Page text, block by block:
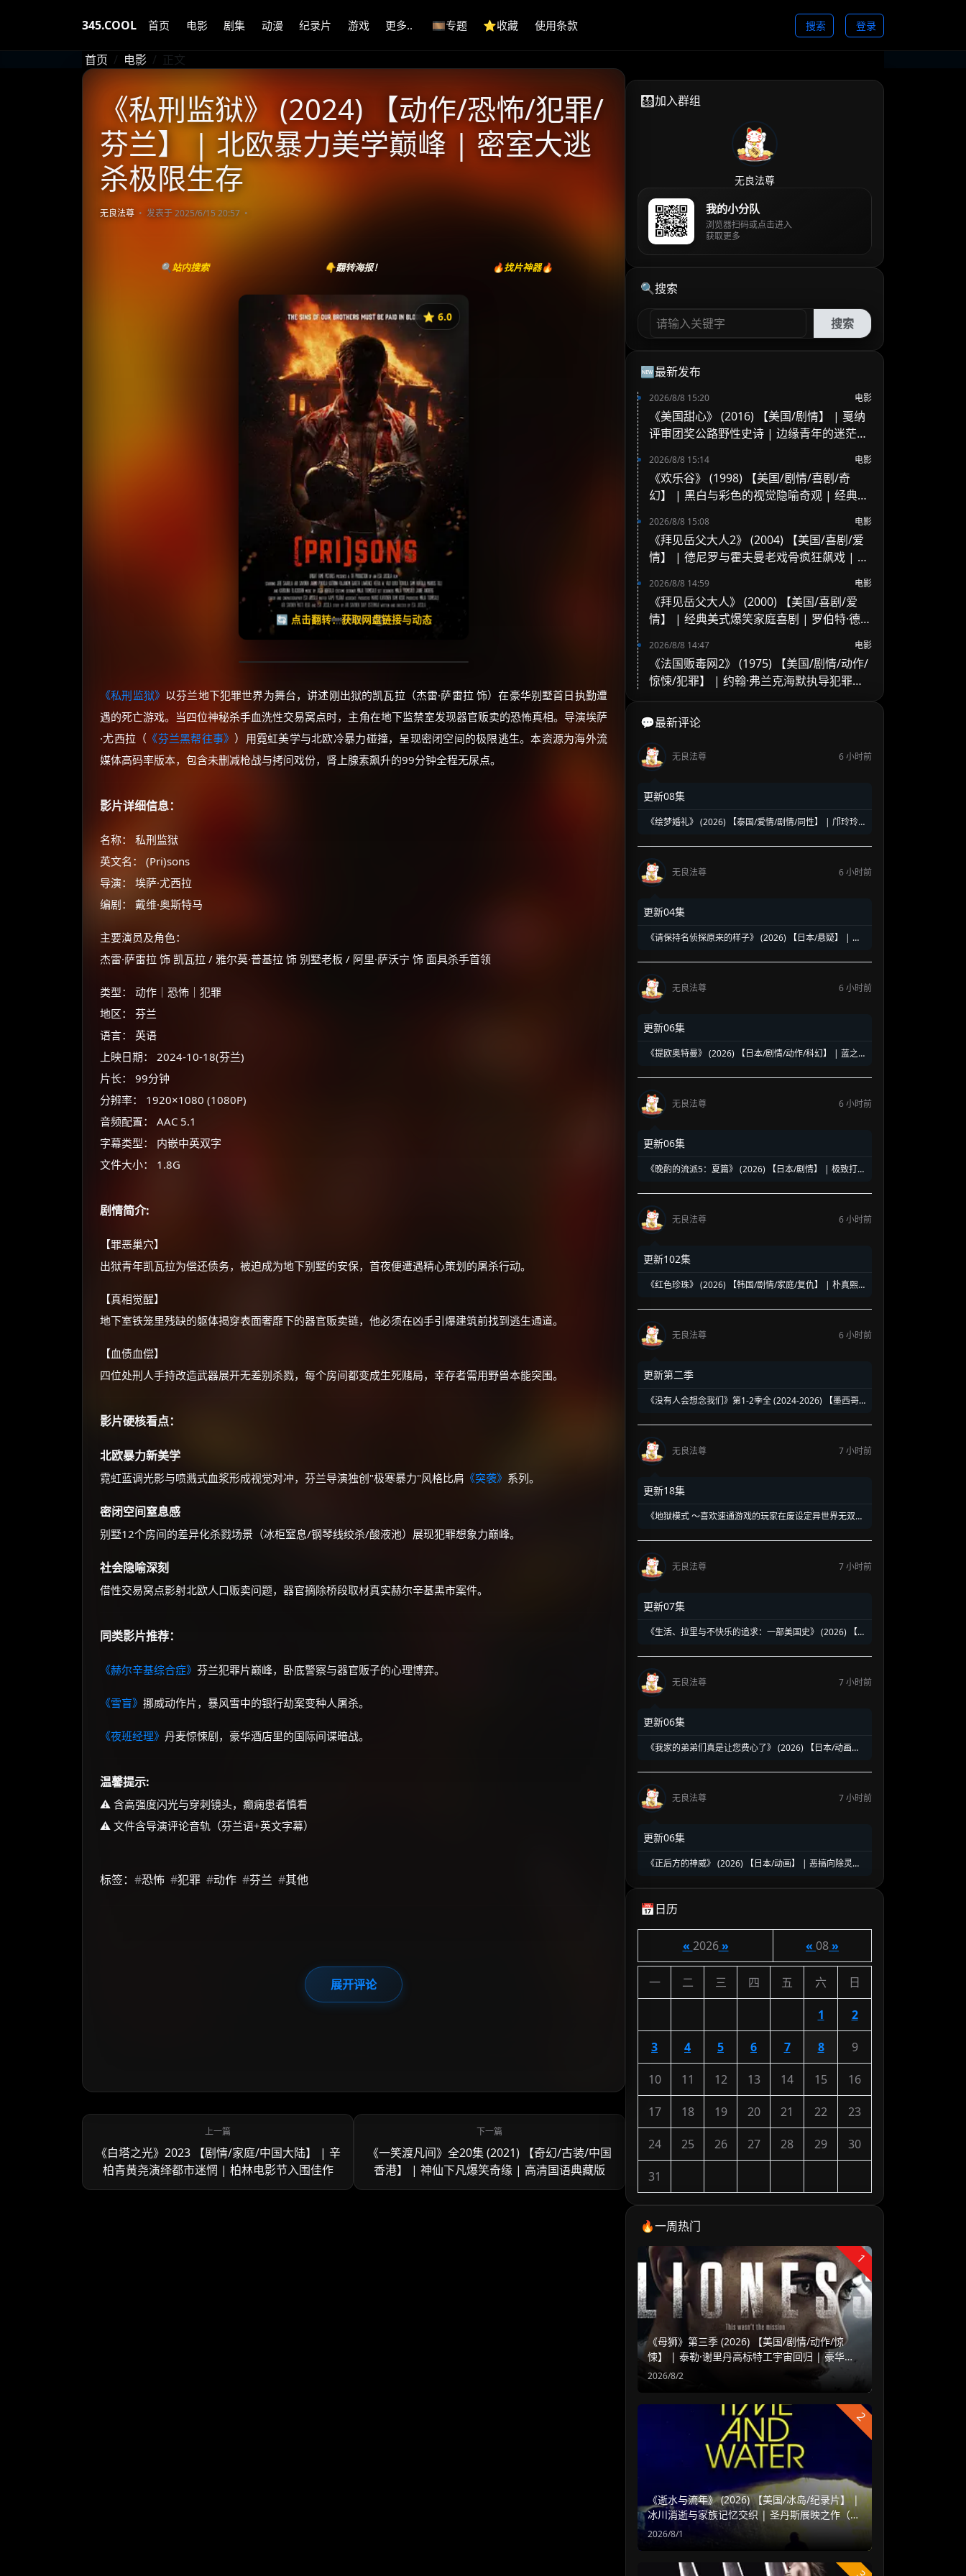
345.COOL 首页 电影 剧集 动漫 纪录片 游戏 更多.. 🎞️专题 ⭐️收藏 使用条款 搜索 登录
首页 电影 正文
《私刑监狱》 (2024) 【动作/恐怖/犯罪/
芬兰】 | 北欧暴力美学巅峰 | 密室大逃
杀极限生存
无良法尊 发表于 2025/6/15 20:57
🔍站内搜索 👇翻转海报！ 🔥找片神器🔥
⭐️ 6.0
🔄 点击翻转：获取网盘链接与动态
《私刑监狱》
⭐
收藏
⭐️ 评分：6.0 | 🎬 2024年
夸克网盘
失效请反馈
🧧️
天天领红包
《私刑监狱》 以芬兰地下犯罪世界为舞台，讲述刚出狱的凯瓦拉（杰雷·萨雷拉 饰）在豪华别墅首日执勤遭
遇的死亡游戏。当四位神秘杀手血洗性交易窝点时，主角在地下监禁室发现器官贩卖的恐怖真相。导演埃萨
·尤西拉（ 《芬兰黑帮往事》 ）用霓虹美学与北欧冷暴力碰撞，呈现密闭空间的极限逃生。本资源为海外流
媒体高码率版本，包含未删减枪战与拷问戏份，肾上腺素飙升的99分钟全程无尿点。
影片详细信息：
名称： 私刑监狱
英文名： (Pri)sons
导演： 埃萨·尤西拉
编剧： 戴维·奥斯特马
主要演员及角色：
杰雷·萨雷拉 饰 凯瓦拉 / 雅尔莫·普基拉 饰 别墅老板 / 阿里·萨沃宁 饰 面具杀手首领
类型： 动作｜恐怖｜犯罪
地区： 芬兰
语言： 英语
上映日期： 2024-10-18(芬兰)
片长： 99分钟
分辨率： 1920×1080 (1080P)
音频配置： AAC 5.1
字幕类型： 内嵌中英双字
文件大小： 1.8G
剧情简介:
【罪恶巢穴】
出狱青年凯瓦拉为偿还债务，被迫成为地下别墅的安保，首夜便遭遇精心策划的屠杀行动。
【真相觉醒】
地下室铁笼里残缺的躯体揭穿表面奢靡下的器官贩卖链，他必须在凶手引爆建筑前找到逃生通道。
【血债血偿】
四位处刑人手持改造武器展开无差别杀戮，每个房间都变成生死赌局，幸存者需用野兽本能突围。
影片硬核看点：
北欧暴力新美学
霓虹蓝调光影与喷溅式血浆形成视觉对冲，芬兰导演独创"极寒暴力"风格比肩 《突袭》 系列。
密闭空间窒息感
别墅12个房间的差异化杀戮场景（冰柜窒息/钢琴线绞杀/酸液池）展现犯罪想象力巅峰。
社会隐喻深刻
借性交易窝点影射北欧人口贩卖问题，器官摘除桥段取材真实赫尔辛基黑市案件。
同类影片推荐：
《赫尔辛基综合症》 芬兰犯罪片巅峰，卧底警察与器官贩子的心理博弈。
《雪盲》 挪威动作片，暴风雪中的银行劫案变种人屠杀。
《夜班经理》 丹麦惊悚剧，豪华酒店里的国际间谍暗战。
温馨提示:
⚠️ 含高强度闪光与穿刺镜头，癫痫患者慎看
⚠️ 文件含导演评论音轨（芬兰语+英文字幕）
标签： #恐怖 #犯罪 #动作 #芬兰 #其他
展开评论
《白塔之光》2023 【剧情/家庭/中国大陆】 | 辛
柏青黄尧演绎都市迷惘 | 柏林电影节入围佳作
《一笑渡凡间》全20集 (2021) 【奇幻/古装/中国
香港】 | 神仙下凡爆笑奇缘 | 高清国语典藏版
👨‍👩‍👧‍👦加入群组
无良法尊
我的小分队
浏览器扫码或点击进入
获取更多
🔍搜索
搜索
🆕最新发布
2026/8/8 15:20 电影
《美国甜心》 (2016) 【美国/剧情】 | 戛纳
评审团奖公路野性史诗 | 边缘青年的迷茫、
2026/8/8 15:14 电影
《欢乐谷》 (1998) 【美国/剧情/喜剧/奇
幻】 | 黑白与彩色的视觉隐喻奇观 | 经典反
2026/8/8 15:08 电影
《拜见岳父大人2》 (2004) 【美国/喜剧/爱
情】 | 德尼罗与霍夫曼老戏骨疯狂飙戏 | 经
2026/8/8 14:59 电影
《拜见岳父大人》 (2000) 【美国/喜剧/爱
情】 | 经典美式爆笑家庭喜剧 | 罗伯特·德尼
2026/8/8 14:47 电影
《法国贩毒网2》 (1975) 【美国/剧情/动作/
惊悚/犯罪】 | 约翰·弗兰克海默执导犯罪续
💬最新评论
无良法尊 6 小时前
更新08集
《绘梦婚礼》 (2026) 【泰国/爱情/剧情/同性】 | 邝玲玲
无良法尊 6 小时前
更新04集
《请保持名侦探原来的样子》 (2026) 【日本/悬疑】 | 幻
无良法尊 6 小时前
更新06集
《提欧奥特曼》 (2026) 【日本/剧情/动作/科幻】 | 蓝之
无良法尊 6 小时前
更新06集
《晚酌的流派5：夏篇》 (2026) 【日本/剧情】 | 极致打工
无良法尊 6 小时前
更新102集
《红色珍珠》 (2026) 【韩国/剧情/家庭/复仇】 | 朴真熙
无良法尊 6 小时前
更新第二季
《没有人会想念我们》第1-2季全 (2024-2026) 【墨西哥/
下校园经营法则
无良法尊
7 小时前
更新18集
《地狱模式 ～喜欢速通游戏的玩家在废设定异世界无双
核废人玩家的受死流异世界无双 | 骨灰级高玩必看的硬核
转生神作
无良法尊
7 小时前
更新07集
《生活、拉里与不快乐的追求：一部美国史》 (2026) 【美
制热情》荒诞来袭
无良法尊
7 小时前
更新06集
《我家的弟弟们真是让您费心了》 (2026) 【日本/动画】
治愈乙女番
无良法尊
7 小时前
更新06集
《正后方的神威》 (2026) 【日本/动画】 | 恶搞向除灵搞
📅日历
« 2026» « 08»
一 二 三 四 五 六 日
1 2
3 4 5 6 7 8 9
10 11 12 13 14 15 16
17 18 19 20 21 22 23
24 25 26 27 28 29 30
31
🔥一周热门
1
《母狮》第三季 (2026) 【美国/剧情/动作/惊
悚】 | 泰勒·谢里丹高标特工宇宙回归 | 豪华阵
容延续高水准硬核谍战
2026/8/2
2
《逝水与流年》 (2026) 【美国/冰岛/纪录片】 |
冰川消逝与家族记忆交织 | 圣丹斯展映之作（温
情叙事/偏沉静冷门）
2026/8/1
价格有浮动，请直接搜索查最低价！
☕ 海外大侠？通过 Ko-fi 赐茶